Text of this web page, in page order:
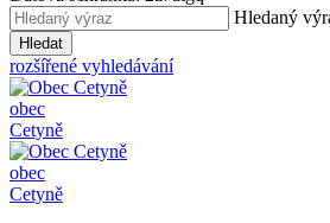
Hledaný
Hledat
rozšířené vyhledávání
obec
Cetyně
obec
Cetyně